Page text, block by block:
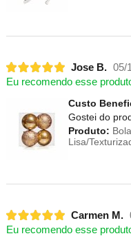
Jose B. 05/
Eu recomendo esse
Custo
Gostei do
Produto:
Lisa/
Carmen M.
Eu recomendo esse